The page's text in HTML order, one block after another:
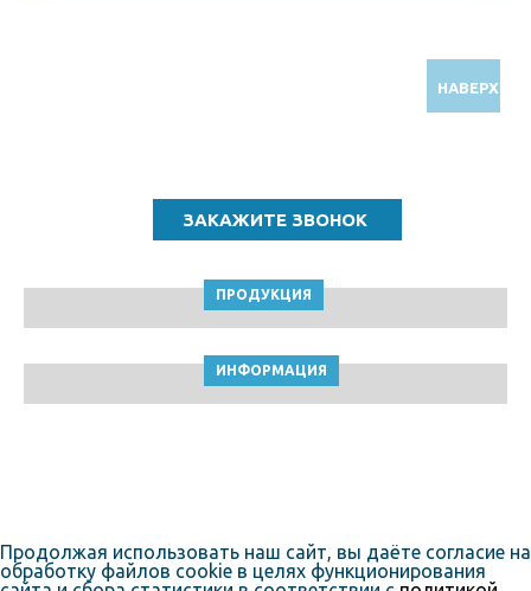
НАВЕРХ
ПРОДУКЦИЯ
ИНФОРМАЦИЯ
Продолжая использовать наш сайт, вы даёте согласие на
обработку файлов cookie в целях функционирования